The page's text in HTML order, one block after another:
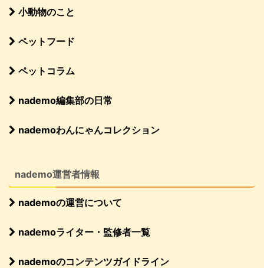
小動物のこと
ペットフード
ペットコラム
nademo編集部の日常
nademoわんにゃんコレクション
nademo運営者情報
nademoの運営について
nademoライター・監修者一覧
nademoのコンテンツガイドライン